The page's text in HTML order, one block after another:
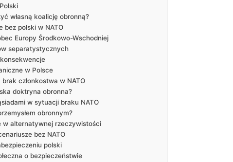
własną ⁣koalicję obronną?
bez‌ polski w NATO
Europy Środkowo-Wschodniej
separatystycznych
w‍ Polsce
​członkostwa w NATO
doktryna obronna?
w sytuacji braku NATO
obronnym?
w alternatywnej rzeczywistości
bez NATO
‍polski
o bezpieczeństwie